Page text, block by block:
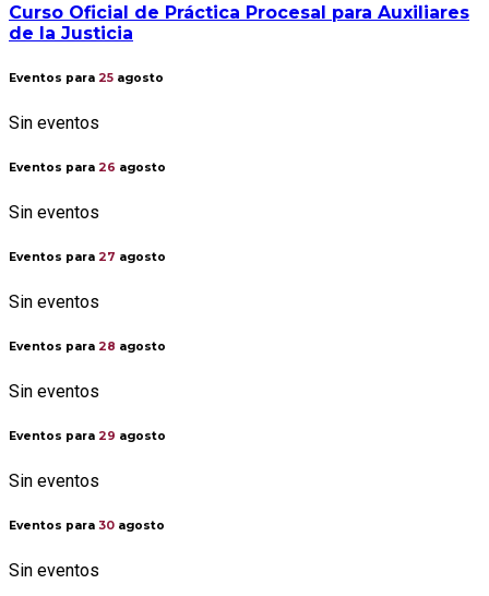
Curso Oficial de Práctica Procesal para Auxiliares
de la Justicia
Eventos para 25 agosto
Sin eventos
Eventos para 26 agosto
Sin eventos
Eventos para 27 agosto
Sin eventos
Eventos para 28 agosto
Sin eventos
Eventos para 29 agosto
Sin eventos
Eventos para 30 agosto
Sin eventos